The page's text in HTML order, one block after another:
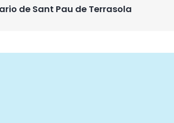
de Sant Pau de Terrasola